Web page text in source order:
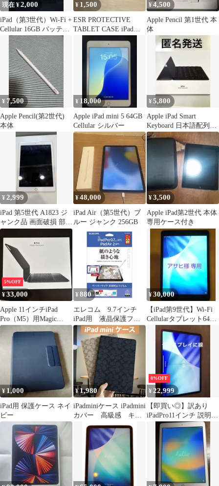
現在 ¥2,000
iPad（第3世代）Wi-Fi +
Cellular 16GB バッテリ
ー懸念
¥ 1,500
ESR PROTECTIVE
TABLET CASE iPad
¥4,500
Apple Pencil 第1世代 本
体
¥ 7,500
Apple Pencil(第2世代)
本体
¥ 18,000
Apple iPad mini 5 64GB
Cellular シルバー
¥5,800
Apple iPad Smart
Keyboard 日本語配列
A1829
¥2,999
iPad 第5世代 A1823 ジ
ャンク品 画面破損 部品
取り用
¥48,000
iPad Air（第5世代）ブ
ルー ジャンク 256GB
¥3,500
Apple iPad第2世代 本体
専用ケース付き
5%OFF
¥33,000
Apple 11インチiPad
Pro（M5）用Magic
Keyboard 黒
¥ 880
エレコム 9.7インチ
iPad用 液晶保護フィ
ルム ペーパーライ
ク 反射防止
¥30,000
【iPad第9世代】Wi-Fi
Cellularタブレット64GB
※付属品有り
¥1,000
iPad用 保護ケース ネイ
ビー
¥1,980
iPadminiケース iPadmini
カバー 高級感 キャ
ンバス調 レザー調
ipadmini5/4/3/2/1通用 落
下防止
8%OFF
¥ 22,999
【即買い◎】訳あり
iPadPro11インチ 説明必